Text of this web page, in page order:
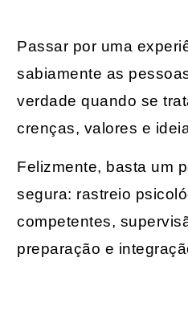
Passar por uma
sabiamente as
verdade quando se
crenças, valores e
Felizmente, basta um
segura: rastreio
competentes,
preparação e